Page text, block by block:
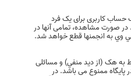
کاربری برای یک فرد
صورت مشاهده، تمامی آنها در
به انجمنها قطع خواهد شد.
به هک (از ديد منفي) و مسائلی
پایگاه ممنوع می باشد. در